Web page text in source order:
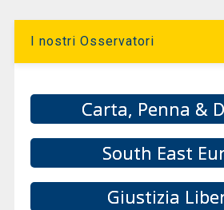
I nostri Osservatori
Carta, Penna &
South East
Giustizia